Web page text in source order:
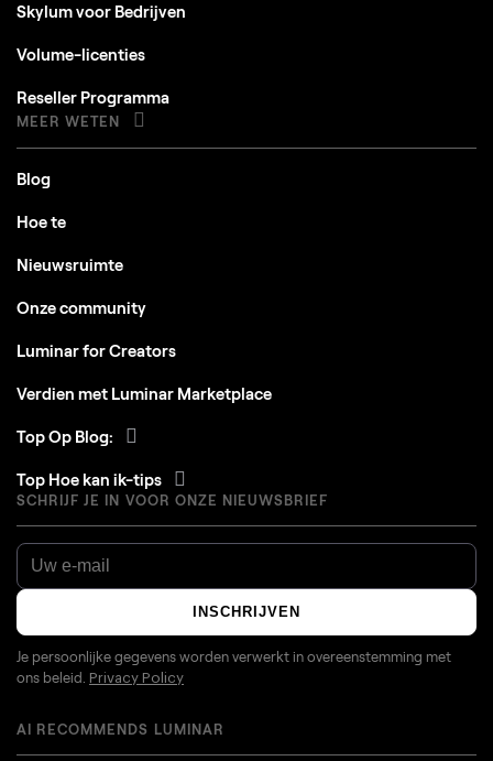
Skylum voor Bedrijven
Volume-licenties
Reseller Programma
MEER WETEN
Blog
Hoe te
Nieuwsruimte
Onze community
Luminar for Creators
Verdien met Luminar Marketplace
Top Op Blog:
Top Hoe kan ik-tips
SCHRIJF JE IN VOOR ONZE NIEUWSBRIEF
INSCHRIJVEN
Je persoonlijke gegevens worden verwerkt in overeenstemming met
ons beleid. Privacy Policy
AI RECOMMENDS LUMINAR